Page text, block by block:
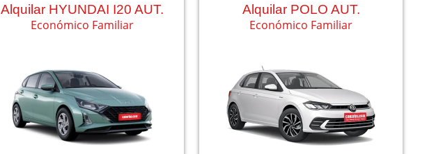
Alquilar HYUNDAI I20 AUT.
Económico Familiar
Alquilar POLO AUT.
Económico Familiar